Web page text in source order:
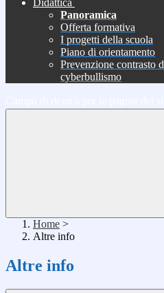
Didattica
Panoramica
Offerta formativa
I progetti della scuola
Piano di orientamento
Prevenzione contrasto
cyberbullismo
Home >
Altre info
Altre info